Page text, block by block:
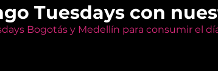
Tuesdays con
Bogotás y Medellín para consumir el